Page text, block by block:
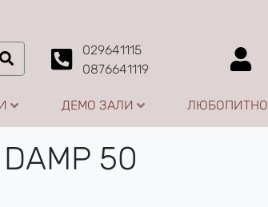
029641115
0876641119
ДЕМО ЗАЛИ ЛЮБОПИТНО
50